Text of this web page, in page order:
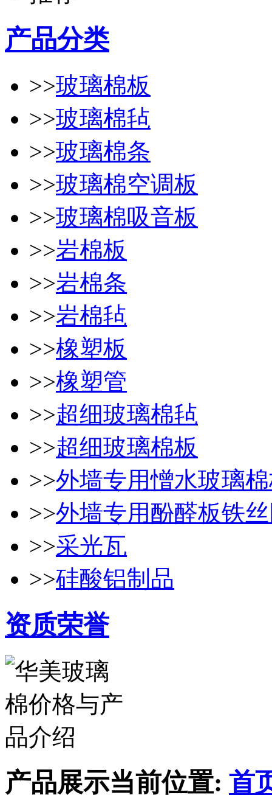
产品分类
>>玻璃棉板
>>玻璃棉毡
>>玻璃棉条
>>玻璃棉空调板
>>玻璃棉吸音板
>>岩棉板
>>岩棉条
>>岩棉毡
>>橡塑板
>>橡塑管
>>超细玻璃棉毡
>>超细玻璃棉板
>>外墙专用憎水玻璃
>>外墙专用酚醛板铁
>>采光瓦
>>硅酸铝制品
资质荣誉
产品展示当前位置: 首